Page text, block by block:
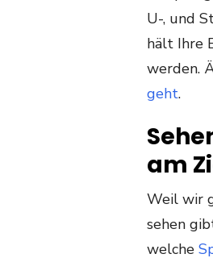
U-, und
hält Ihre
werden.
geht.
am
Weil wir
sehen
welche